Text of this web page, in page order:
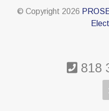
© Copyright 2026
818